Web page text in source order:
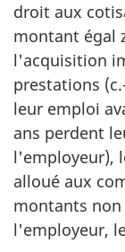
droit aux
montant égal
l'acquisition
prestations
leur emploi
ans perdent
l'employeur),
alloué aux
montants
l'employeur,